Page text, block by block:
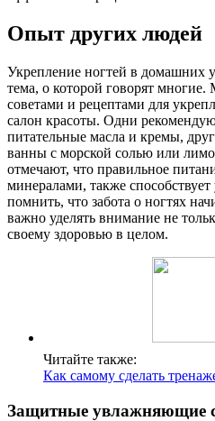
Опыт других людей
Укрепление ногтей в домашних
тема, о которой говорят
советами и рецептами для
салон красоты. Одни
питательные масла и кремы,
ванны с морской солью или
отмечают, что правильное
минералами, также
помнить, что забота о ногтях
важно уделять внимание не
своему здоровью в целом.
Читайте также:
Как самому сделать
Защитные увлажняющие